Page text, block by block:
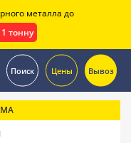
Поиск Цены Вывоз
металла до
тонну